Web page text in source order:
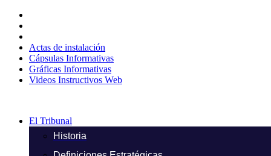
contenido
Actas de instalación
Cápsulas Informativas
Gráficas Informativas
Videos Instructivos Web
El Tribunal
Historia